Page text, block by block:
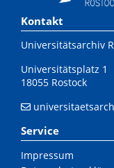
Kontakt
Universitätsarchiv
Universitätsplatz 1
18055 Rostock
Service
Impressum